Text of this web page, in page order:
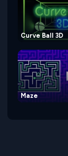
Curve Ball 3D
Maze